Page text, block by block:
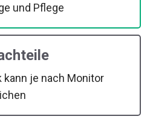
und Pflege
kann je nach Monitor